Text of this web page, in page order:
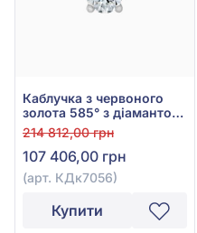
Каблучка з червоного
золота 585° з діамантом
0,83ct, арт. КДк7056
214 812,00 грн
107 406,00 грн
(арт. КДк7056)
Купити